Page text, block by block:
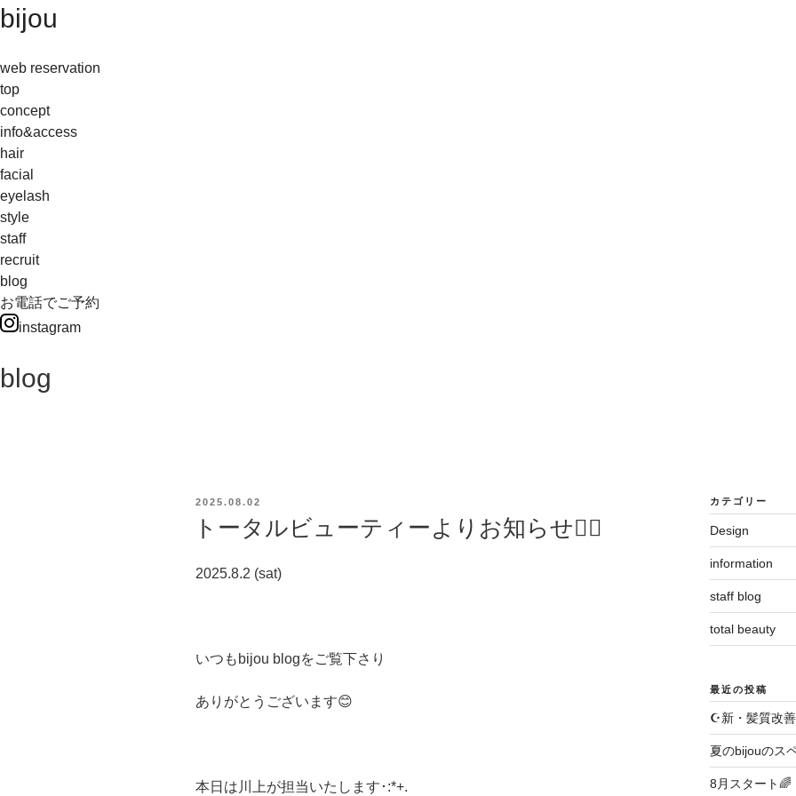
bijou
web reservation
top
concept
info&access
hair
facial
eyelash
style
staff
recruit
blog
お電話でご予約
instagram
blog
投
日:
2025.08.02
トータルビューティーよりお知らせ💁‍♀️
2025.8.2 (sat)
いつもbijou blogをご覧下さり
ありがとうございます😊
本日は川上が担当いたします･:*+.
カテゴリー
Design
information
staff blog
total beauty
最近の投稿
☪️新・髪質改
夏のbijouのス
8月スタート🌈